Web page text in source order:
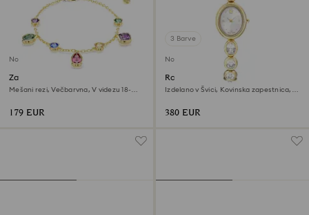
Novo
Zapestnica Imber
Mešani rezi, Večbarvna, V videzu 18-
179 EUR
3 Barve
Novo
Ročna ura Imber oval
Izdelano v Švici, Kovinska zapestnica,
380 EUR